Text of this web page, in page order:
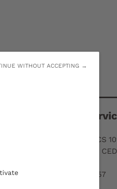
WITHOUT ACCEPTING →
Accueil &
15 rue Naudet - CS
33 175 Gradignan
05 56 84 57 57